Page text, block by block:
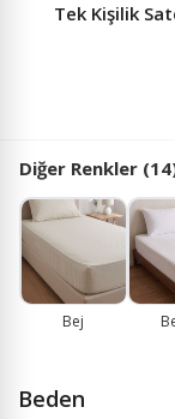
Tek Kişilik
Diğer Renkler
Bej
Beden